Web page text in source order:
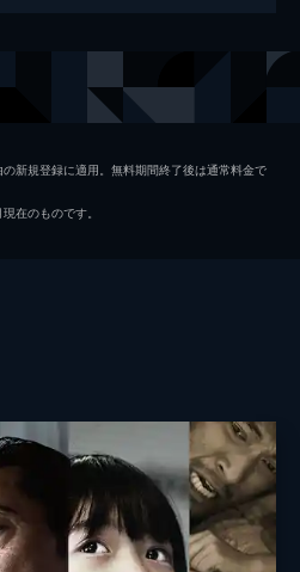
キム・ジンチョル
林田隆志
片岸佑太
南部映次
渡辺万美
新規登録に適用。無料期間終了後は通常料金で
在のものです。